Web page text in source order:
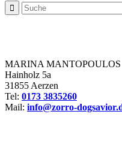
MARINA MANTOPOULOS
Hainholz 5a
31855 Aerzen
Tel: 0173 3835260
Mail: info@zorro-